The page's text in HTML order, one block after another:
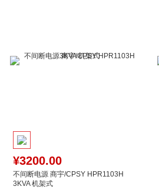
¥3200.00
不间断电源 商宇/CPSY HPR1103H
3KVA 机架式